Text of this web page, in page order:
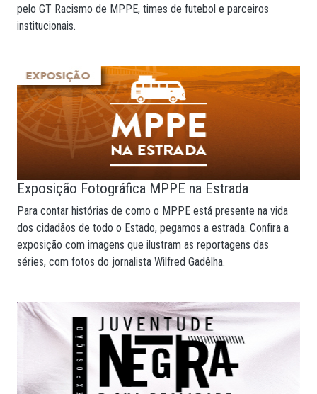
pelo GT Racismo de MPPE, times de futebol e parceiros
institucionais.
Exposição Fotográfica MPPE na Estrada
Para contar histórias de como o MPPE está presente na vida
dos cidadãos de todo o Estado, pegamos a estrada. Confira a
exposição com imagens que ilustram as reportagens das
séries, com fotos do jornalista Wilfred Gadêlha.